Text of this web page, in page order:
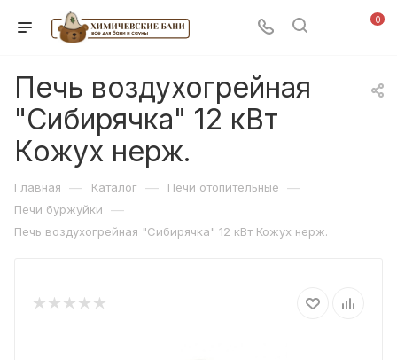
0
Печь воздухогрейная
"Сибирячка" 12 кВт
Кожух нерж.
Главная — Каталог — Печи отопительные —
Печи буржуйки —
Печь воздухогрейная "Сибирячка" 12 кВт Кожух нерж.